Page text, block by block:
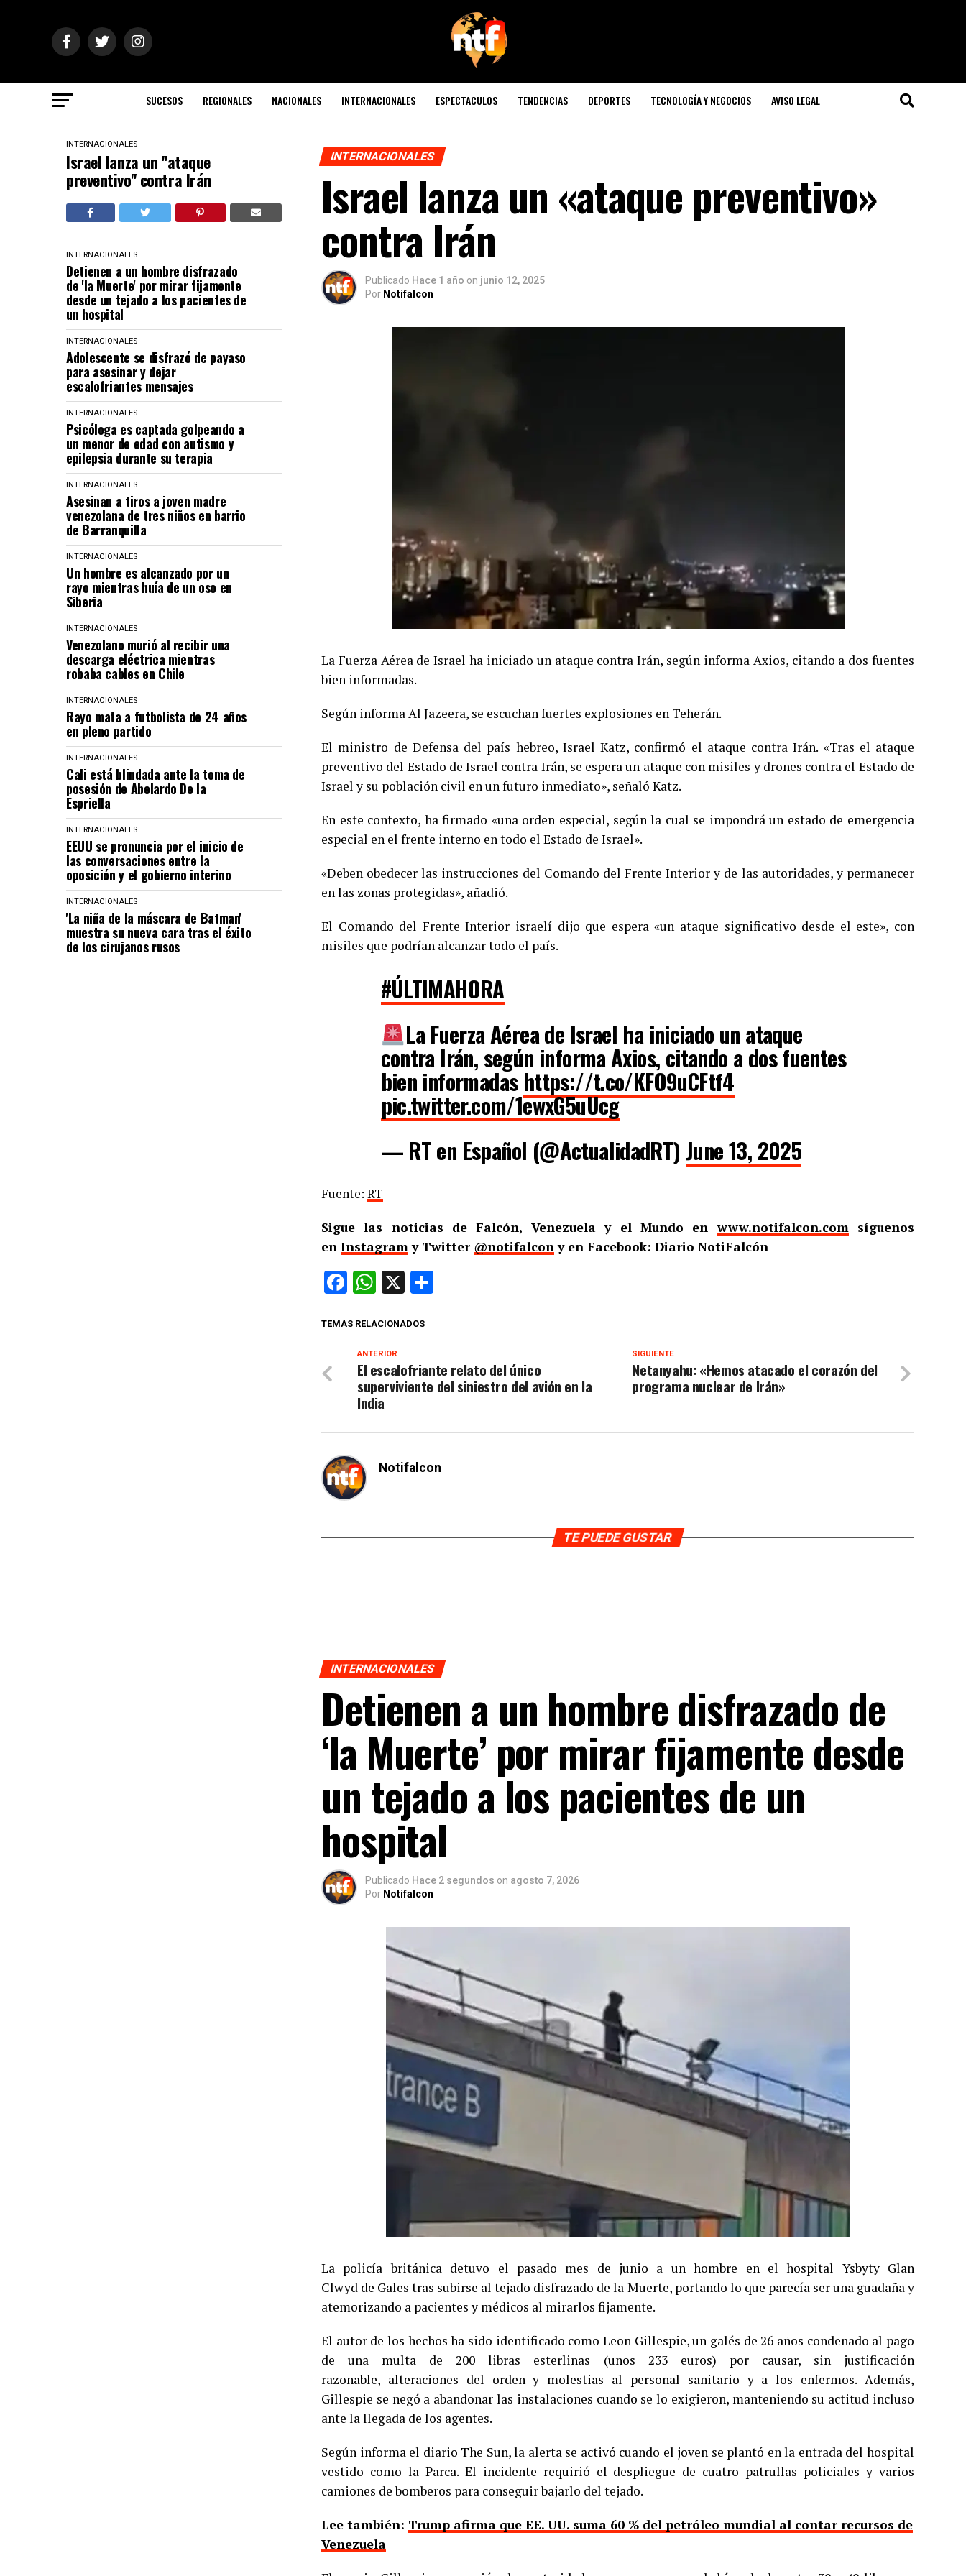
SUCESOS REGIONALES NACIONALES INTERNACIONALES ESPECTACULOS TENDENCIAS DEPORTES TECNOLOGÍA Y NEGOCIOS AVISO LEGAL
INTERNACIONALES
Israel lanza un "ataque
preventivo" contra Irán
INTERNACIONALES
Detienen a un hombre disfrazado
de 'la Muerte' por mirar fijamente
desde un tejado a los pacientes de
un hospital
INTERNACIONALES
Adolescente se disfrazó de payaso
para asesinar y dejar
escalofriantes mensajes
INTERNACIONALES
Psicóloga es captada golpeando a
un menor de edad con autismo y
epilepsia durante su terapia
INTERNACIONALES
Asesinan a tiros a joven madre
venezolana de tres niños en barrio
de Barranquilla
INTERNACIONALES
Un hombre es alcanzado por un
rayo mientras huía de un oso en
Siberia
INTERNACIONALES
Venezolano murió al recibir una
descarga eléctrica mientras
robaba cables en Chile
INTERNACIONALES
Rayo mata a futbolista de 24 años
en pleno partido
INTERNACIONALES
Cali está blindada ante la toma de
posesión de Abelardo De la
Espriella
INTERNACIONALES
EEUU se pronuncia por el inicio de
las conversaciones entre la
oposición y el gobierno interino
INTERNACIONALES
'La niña de la máscara de Batman'
muestra su nueva cara tras el éxito
de los cirujanos rusos
INTERNACIONALES
Israel lanza un «ataque preventivo»
contra Irán
Publicado Hace 1 año on junio 12, 2025
Por Notifalcon
La Fuerza Aérea de Israel ha iniciado un ataque contra Irán, según informa Axios, citando a dos fuentes
bien informadas.
Según informa Al Jazeera, se escuchan fuertes explosiones en Teherán.
El ministro de Defensa del país hebreo, Israel Katz, confirmó el ataque contra Irán. «Tras el ataque
preventivo del Estado de Israel contra Irán, se espera un ataque con misiles y drones contra el Estado de
Israel y su población civil en un futuro inmediato», señaló Katz.
En este contexto, ha firmado «una orden especial, según la cual se impondrá un estado de emergencia
especial en el frente interno en todo el Estado de Israel».
«Deben obedecer las instrucciones del Comando del Frente Interior y de las autoridades, y permanecer
en las zonas protegidas», añadió.
El Comando del Frente Interior israelí dijo que espera «un ataque significativo desde el este», con
misiles que podrían alcanzar todo el país.
#ÚLTIMAHORA
La Fuerza Aérea de Israel ha iniciado un ataque
contra Irán, según informa Axios, citando a dos fuentes
bien informadas https://t.co/KFO9uCFtf4
pic.twitter.com/1ewxG5uUcg
— RT en Español (@ActualidadRT) June 13, 2025
Fuente: RT
Sigue las noticias de Falcón, Venezuela y el Mundo enwww.notifalcon.comsíguenos
en Instagramy Twitter @notifalcony en Facebook: Diario NotiFalcón
Facebook
WhatsApp
X
TEMAS RELACIONADOS
SIGUIENTE
Netanyahu: «Hemos atacado el corazón del
programa nuclear de Irán»
ANTERIOR
El escalofriante relato del único
superviviente del siniestro del avión en la
India
Notifalcon
TE PUEDE GUSTAR
INTERNACIONALES
Detienen a un hombre disfrazado de
‘la Muerte’ por mirar fijamente desde
un tejado a los pacientes de un
hospital
Publicado Hace 2 segundos on agosto 7, 2026
Por Notifalcon
La policía británica detuvo el pasado mes de junio a un hombre en el hospital Ysbyty Glan
Clwyd de Gales tras subirse al tejado disfrazado de la Muerte, portando lo que parecía ser una guadaña y
atemorizando a pacientes y médicos al mirarlos fijamente.
El autor de los hechos ha sido identificado como Leon Gillespie, un galés de 26 años condenado al pago
de una multa de 200 libras esterlinas (unos 233 euros) por causar, sin justificación
razonable, alteraciones del orden y molestias al personal sanitario y a los enfermos. Además,
Gillespie se negó a abandonar las instalaciones cuando se lo exigieron, manteniendo su actitud incluso
ante la llegada de los agentes.
Según informa el diario The Sun, la alerta se activó cuando el joven se plantó en la entrada del hospital
vestido como la Parca. El incidente requirió el despliegue de cuatro patrullas policiales y varios
camiones de bomberos para conseguir bajarlo del tejado.
Lee también: Trump afirma que EE. UU. suma 60 % del petróleo mundial al contar recursos de
Venezuela